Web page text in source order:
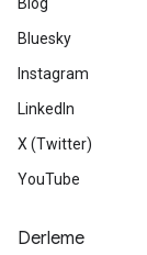
Bluesky
Instagram
LinkedIn
X (Twitter)
YouTube
Derleme